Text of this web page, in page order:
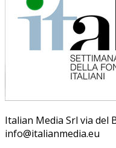
Ita­lian Me­dia Srl via del
info@ita­lian­me­dia.eu